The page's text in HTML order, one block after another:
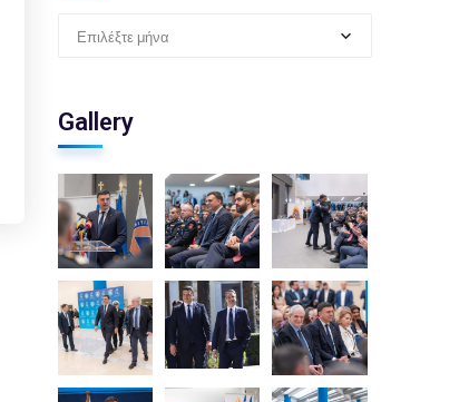
Επιλέξτε μήνα
Gallery